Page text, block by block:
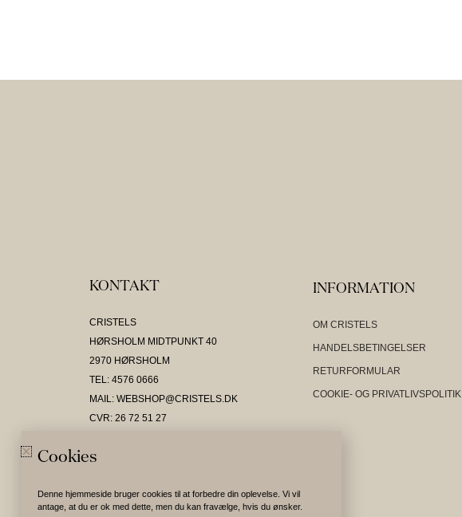
KONTAKT
CRISTELS
HØRSHOLM MIDTPUNKT 40
2970 HØRSHOLM
TEL: 4576 0666
MAIL: WEBSHOP@CRISTELS.DK
CVR: 26 72 51 27
INFORMATION
OM CRISTELS
HANDELSBETINGELSER
RETURFORMULAR
COOKIE- OG PRIVATLIVSPOLITIK
Cookies
Denne hjemmeside bruger cookies til at forbedre din oplevelse. Vi vil
antage, at du er ok med dette, men du kan fravælge, hvis du ønsker.